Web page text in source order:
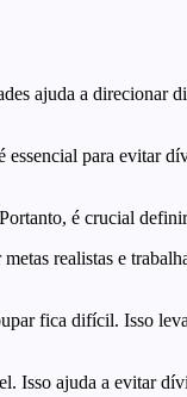
ajuda a direcionar
para evitar
é crucial
realistas e
fica difícil. Isso
Isso ajuda a evitar